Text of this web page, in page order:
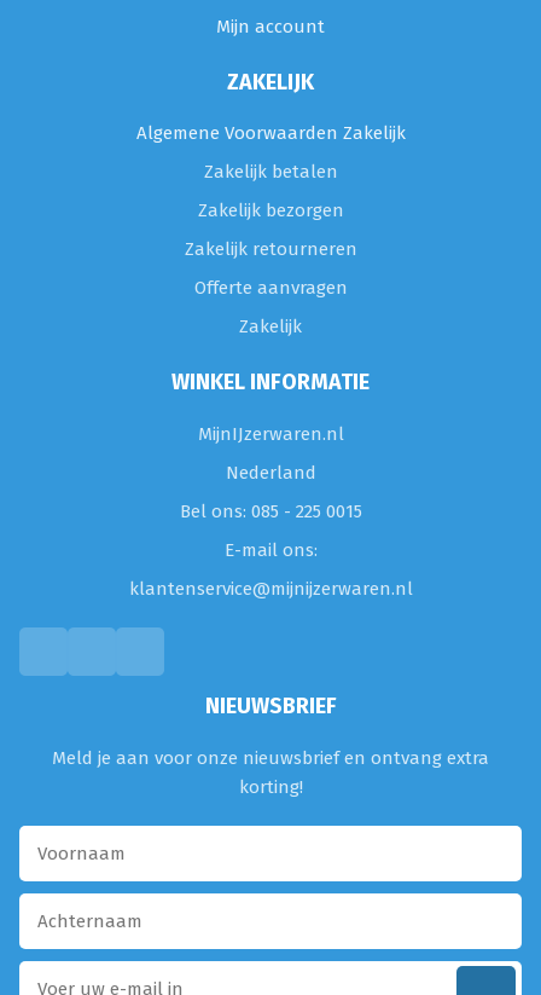
Mijn account
ZAKELIJK
Algemene Voorwaarden Zakelijk
Zakelijk betalen
Zakelijk bezorgen
Zakelijk retourneren
Offerte aanvragen
Zakelijk
WINKEL INFORMATIE
MijnIJzerwaren.nl
Nederland
Bel ons: 085 - 225 0015
E-mail ons:
klantenservice@mijnijzerwaren.nl
NIEUWSBRIEF
Meld je aan voor onze nieuwsbrief en ontvang extra
korting!